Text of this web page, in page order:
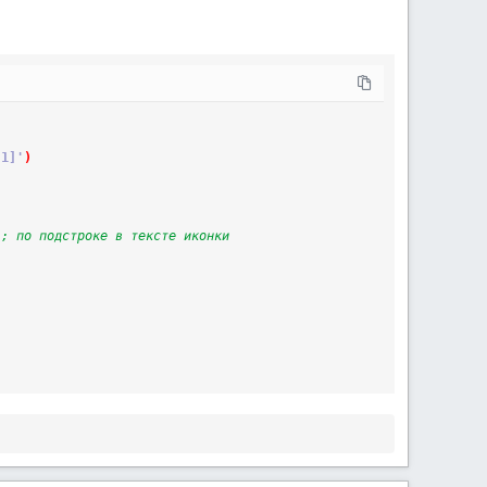
)
; по подстроке в тексте иконки